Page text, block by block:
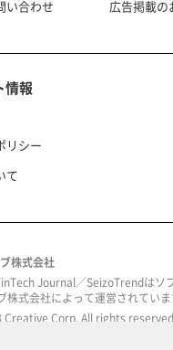
い合わせ
広告掲載の
情報
リシー
て
株式会社
Journal／SeizoTrendはソ
株式会社によって運営されていま
Corp. All rights